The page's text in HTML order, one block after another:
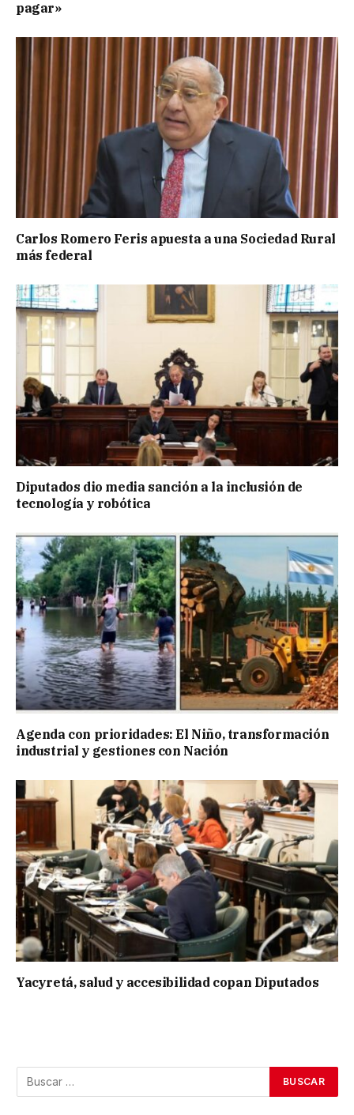
pagar»
Carlos Romero Feris apuesta a una Sociedad Rural
más federal
Diputados dio media sanción a la inclusión de
tecnología y robótica
Agenda con prioridades: El Niño, transformación
industrial y gestiones con Nación
Yacyretá, salud y accesibilidad copan Diputados